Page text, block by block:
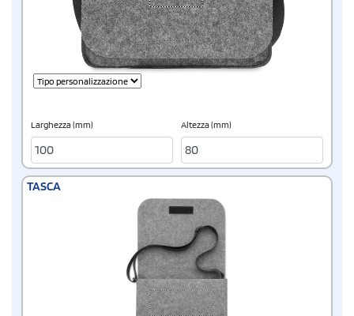
Larghezza (mm) Altezza (mm)
TASCA